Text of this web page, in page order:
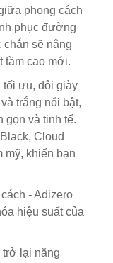
phong cách
phục đường
chắn sẽ nâng
tầm cao mới.
tối ưu, đôi giày
trắng nổi bật,
gọn và tinh tế.
Cloud
mỹ, khiến bạn
- Adizero
hiệu suất của
lại năng